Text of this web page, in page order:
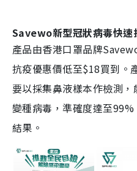
Savewo新型冠狀病毒快速
產品由香港口罩品牌
抗疫優惠價低至$18買到。
要以採集鼻液樣本作檢測
變種病毒，準確度達至
結果。